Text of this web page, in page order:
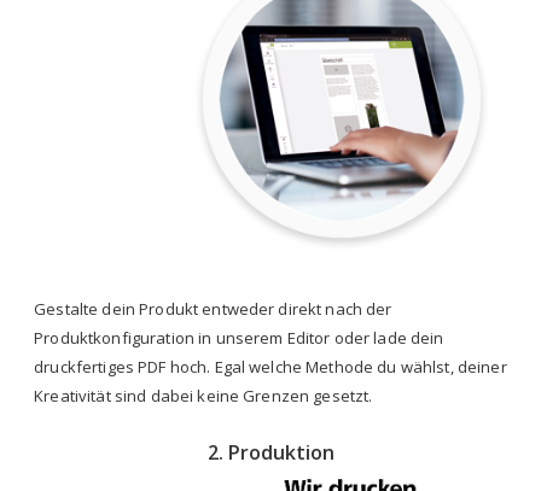
Gestalte dein Produkt entweder direkt nach der
Produktkonfiguration in unserem Editor oder lade dein
druckfertiges PDF hoch. Egal welche Methode du wählst, deiner
Kreativität sind dabei keine Grenzen gesetzt.
2. Produktion